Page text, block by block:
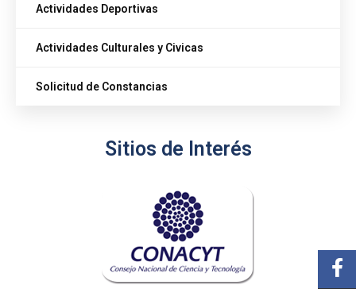
Actividades Deportivas
Actividades Culturales y Civicas
Solicitud de Constancias
Sitios de Interés